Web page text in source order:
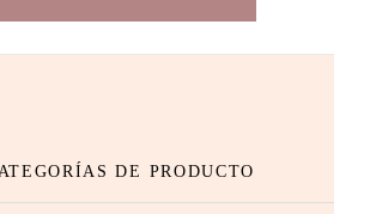
DE PRODUCTO